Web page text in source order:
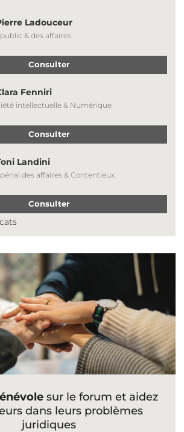
Ladouceur
& des affaires
Consulter
Fenniri
intellectuelle & Numérique
Consulter
Landini
des affaires & Contentieux
Consulter
sur le forum et aidez
dans leurs problèmes
juridiques